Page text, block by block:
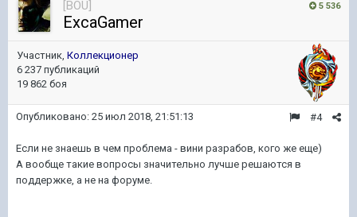
5 536
[BOU]
ExcaGamer
Участник, Коллекционер
6 237 публикаций
19 862 боя
#4
Опубликовано: 25 июл 2018, 21:51:13
Если не знаешь в чем проблема - вини разрабов, кого же еще)
А вообще такие вопросы значительно лучше решаются в
поддержке, а не на форуме.